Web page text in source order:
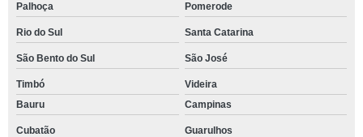
Palhoça Pomerode
Rio do Sul Santa Catarina
São Bento do Sul São José
Timbó
Videira
Bauru
Campinas
Cubatão Guarulhos